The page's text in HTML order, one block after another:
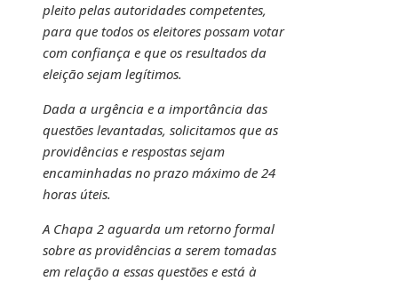
pleito pelas autoridades competentes,
para que todos os eleitores possam votar
com confiança e que os resultados da
eleição sejam legítimos.
Dada a urgência e a importância das
questões levantadas, solicitamos que as
providências e respostas sejam
encaminhadas no prazo máximo de 24
horas úteis.
A Chapa 2 aguarda um retorno formal
sobre as providências a serem tomadas
em relação a essas questões e está à